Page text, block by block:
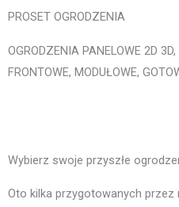
PROSET OGRODZENIA
OGRODZENIA PANELOWE 2D
FRONTOWE, MODUŁOWE,
Wybierz swoje przyszłe
Oto kilka przygotowanych przez